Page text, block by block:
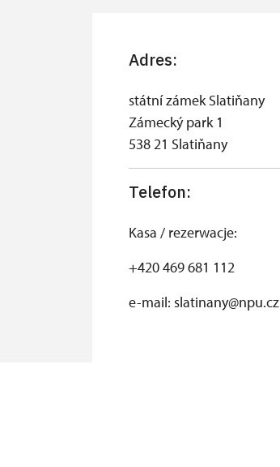
Adres:
státní zámek Slatiňany
Zámecký park 1
538 21 Slatiňany
Telefon:
Kasa / rezerwacje:
+420 469 681 112
e-mail: slatinany@npu.cz